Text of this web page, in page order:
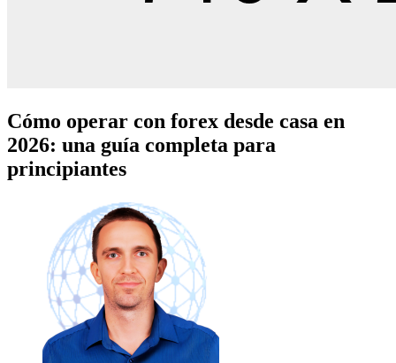
Cómo operar con forex desde casa en
2026: una guía completa para
principiantes